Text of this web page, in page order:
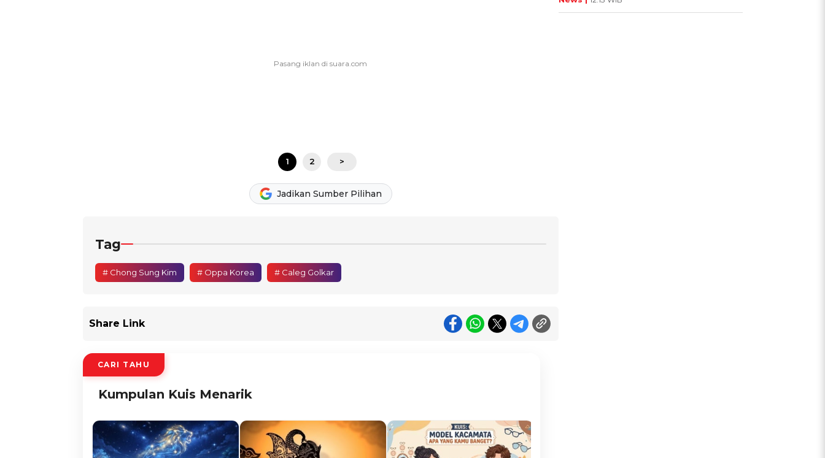
1 2 >
Jadikan Sumber Pilihan
Tag
# Chong Sung Kim # Oppa Korea # Caleg Golkar
Share Link
CARI TAHU
Kumpulan Kuis Menarik